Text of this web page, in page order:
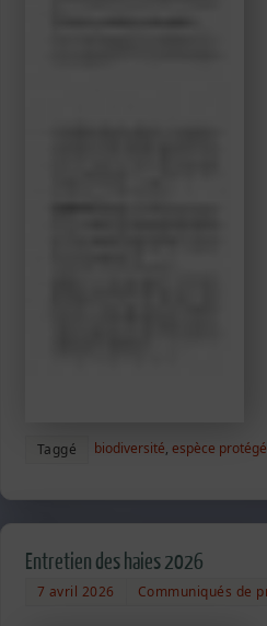
Taggé biodiversité,espèce
Entretien des haies 2026
7 avril 2026 Communiqués de